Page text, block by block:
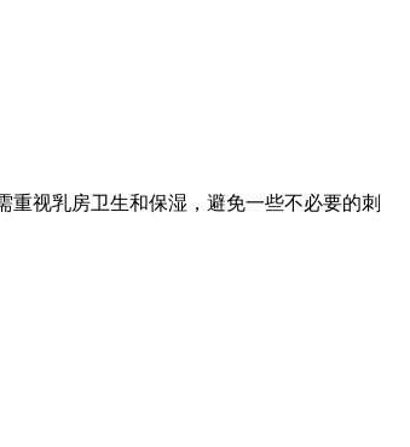
视乳房卫生和保湿，避免一些不必要的刺